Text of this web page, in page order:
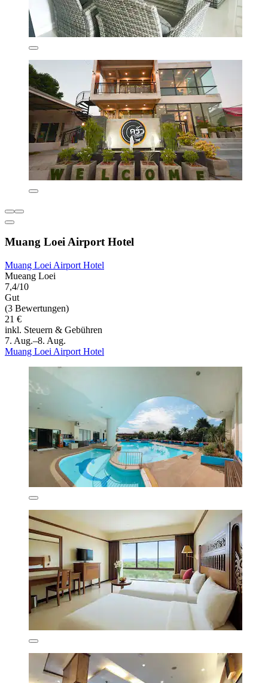
Muang Loei Airport Hotel
Muang Loei Airport Hotel
Mueang Loei
7,4/10
Gut
(3 Bewertungen)
21 €
inkl. Steuern & Gebühren
7. Aug.–8. Aug.
Muang Loei Airport Hotel